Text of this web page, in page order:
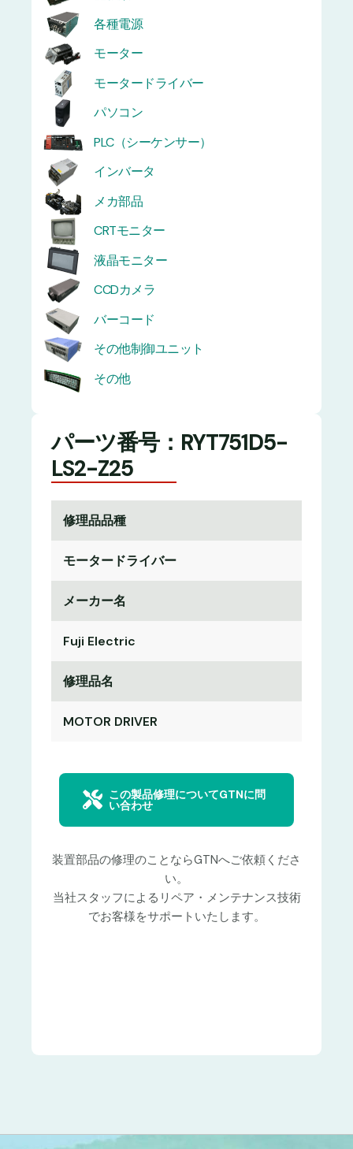
各種電源
モーター
モータードライバー
パソコン
PLC（シーケンサー）
インバータ
メカ部品
CRTモニター
液晶モニター
CCDカメラ
バーコード
その他制御ユニット
その他
パーツ番号：RYT751D5-
LS2-Z25
修理品品種
モータードライバー
メーカー名
Fuji Electric
修理品名
MOTOR DRIVER
この製品修理についてGTNに問
い合わせ
装置部品の修理のことならGTNへご依頼くださ
い。
当社スタッフによるリペア・メンテナンス技術
でお客様をサポートいたします。